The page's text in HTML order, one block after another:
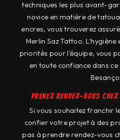
techniques les plus avant-
novice en matière de
encres, vous trouverez
Merlin Saz Tattoo.
priorités pour l'équipe, vous
en toute confiance dans
Prenez rendez-vous
Si vous souhaitez franchir
confier votre projet à des
pas à prendre rendez-vous